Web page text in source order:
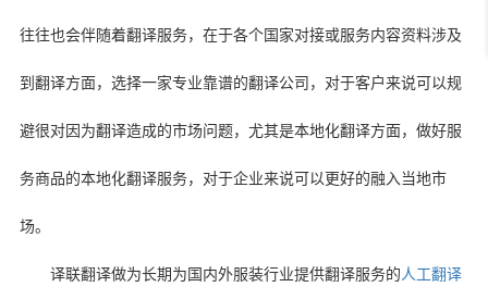
往往也会伴随着翻译服务，在于各个国家对接或服务内容资料涉及
到翻译方面，选择一家专业靠谱的翻译公司，对于客户来说可以规
避很对因为翻译造成的市场问题，尤其是本地化翻译方面，做好服
务商品的本地化翻译服务，对于企业来说可以更好的融入当地市
场。
译联翻译做为长期为国内外服装行业提供翻译服务的人工翻译